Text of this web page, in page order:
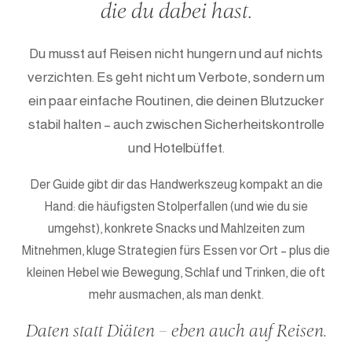
die du dabei hast.
Du musst auf Reisen nicht hungern und auf nichts
verzichten. Es geht nicht um Verbote, sondern um
ein paar einfache Routinen, die deinen Blutzucker
stabil halten – auch zwischen Sicherheitskontrolle
und Hotelbüffet.
Der Guide gibt dir das Handwerkszeug kompakt an die
Hand: die häufigsten Stolperfallen (und wie du sie
umgehst), konkrete Snacks und Mahlzeiten zum
Mitnehmen, kluge Strategien fürs Essen vor Ort – plus die
kleinen Hebel wie Bewegung, Schlaf und Trinken, die oft
mehr ausmachen, als man denkt.
Daten statt Diäten – eben auch auf Reisen.